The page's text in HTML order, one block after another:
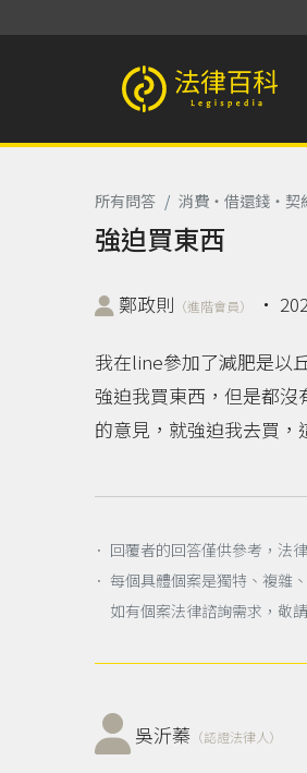
法律百科 Legispedia
所有問答 / 消費‧借還錢‧契
強迫買東西
鄭政則 （進階會員） ‧
我在line參加了減肥是以
強迫我買東西，但是都
的意見，就強迫我去買
． 回覆者的回答僅供參考，法
． 每個具體個案是獨特、複雜
如有個案法律諮詢需求，敬
吳沂蓁 （認證法律人）